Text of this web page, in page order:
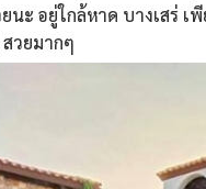
ะ อยู่ใกล้หาด บางเสร่
วยมากๆ